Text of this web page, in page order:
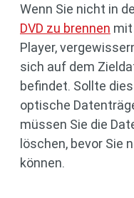
Wenn Sie nicht in
DVD zu brennen mit
Player,
sich auf dem
befindet. Sollte
optische
müssen Sie die
löschen, bevor Sie
können.